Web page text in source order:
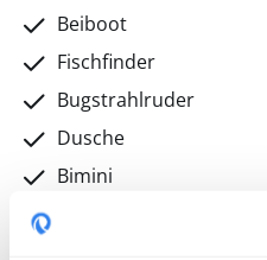
Beiboot
Fischfinder
Bugstrahlruder
Dusche
Bimini